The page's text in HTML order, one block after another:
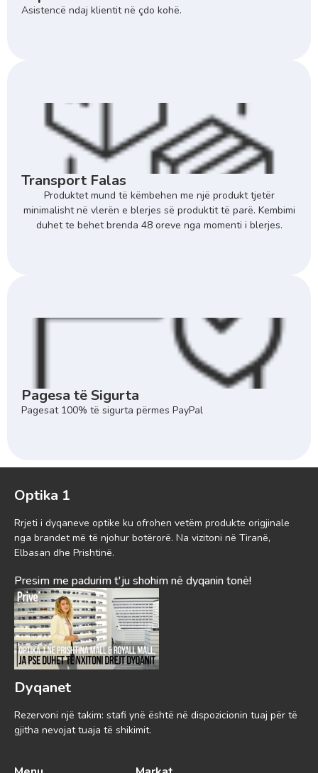
Asistencë ndaj klientit në çdo kohë.
Transport Falas
Produktet mund të këmbehen me një produkt tjetër
minimalisht në vlerën e blerjes së produktit të parë. Kembimi
duhet te behet brenda 48 oreve nga momenti i blerjes.
Pagesa të Sigurta
Pagesat 100% të sigurta përmes PayPal
Optika 1
Rrjeti i dyqaneve optike ku ofrohen vetëm produkte origjinale
nga brandet më të njohur botërorë. Na vizitoni në Tiranë,
Elbasan dhe Prishtinë.
Presim me padurim t'ju shohim në dyqanin tonë!
Dyqanet
Rezervoni një takim: stafi ynë është në dispozicionin tuaj për të
gjitha nevojat tuaja të shikimit.